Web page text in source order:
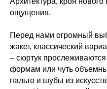
ощущения.
Перед нами огромный
жакет, классический
– сюртук
формам или чуть
пальто и шубы из